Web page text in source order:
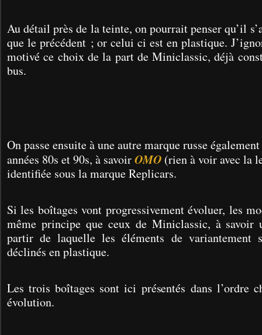
Au détail près de la teinte, on pourrait penser qu’il
que le précédent ; or celui ci est en plastique.
motivé ce choix de la part de Miniclassic, déjà
bus.
On passe ensuite à une autre marque russe
années 80s et 90s, à savoirOMO (rien à voir avec la
identifiée sous la marque Replicars.
Si les boîtages vont progressivement évoluer, les
même principe que ceux de Miniclassic, à savoir
partir de laquelle les éléments de variantement
déclinés en plastique.
Les trois boîtages sont ici présentés dans l’ordre
évolution.